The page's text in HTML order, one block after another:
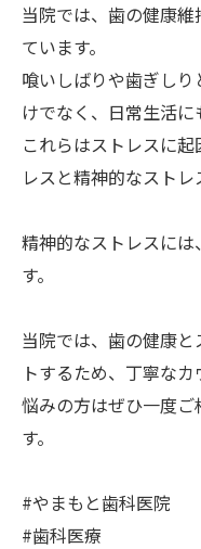
当院では、歯の健康
ています。
喰いしばりや歯ぎし
けでなく、日常生活に
これらはストレスに
レスと精神的なストレ
精神的なストレスに
す。
当院では、歯の健康
トするため、丁寧な
悩みの方はぜひ一度
す。
#やまもと歯科医院
#歯科医療